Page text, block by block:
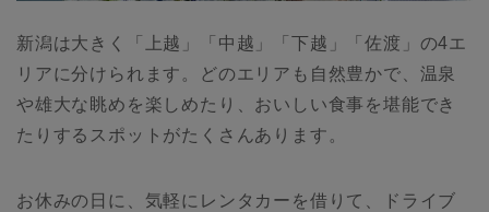
新潟は大きく「上越」「中越」「下越」「佐渡」の4エ
リアに分けられます。どのエリアも自然豊かで、温泉
や雄大な眺めを楽しめたり、おいしい食事を堪能でき
たりするスポットがたくさんあります。
お休みの日に、気軽にレンタカーを借りて、ドライブ